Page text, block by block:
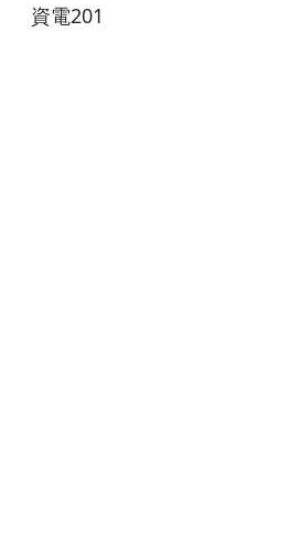
資電201